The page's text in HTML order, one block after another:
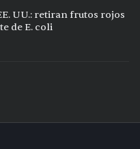
UU.: retiran frutos rojos
de E. coli